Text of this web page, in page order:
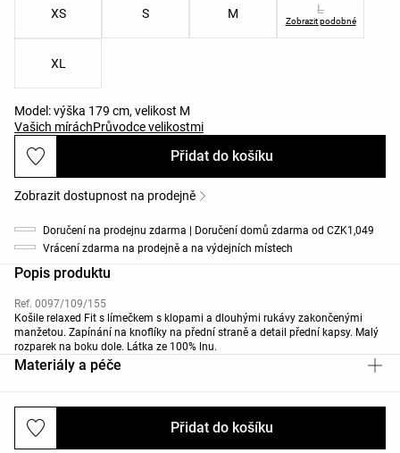
XS S M L
Zobrazit podobné
XL
Model: výška 179 cm, velikost M
Vašich míráchPrůvodce velikostmi
Přidat do košíku
Přidat do košíku
Zobrazit dostupnost na prodejně
Doručení na prodejnu zdarma | Doručení domů zdarma od CZK1,049
Vrácení zdarma na prodejně a na výdejních místech
Popis produktu
Ref. 0097/109/155
Košile relaxed Fit s límečkem s klopami a dlouhými rukávy zakončenými
manžetou. Zapínání na knoflíky na přední straně a detail přední kapsy. Malý
rozparek na boku dole. Látka ze 100% lnu.
Materiály a péče
Zásilky a vrácení zboží